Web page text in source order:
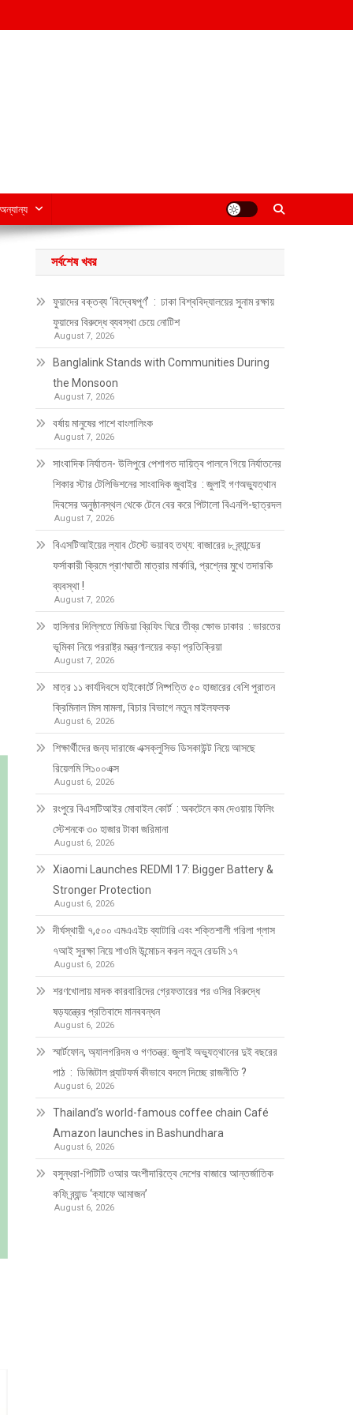
অন্যান্য
সর্বশেষ খবর
ফুয়াদের বক্তব্য ‘বিদ্বেষপূর্ণ’ : ঢাকা বিশ্ববিদ্যালয়ের সুনাম রক্ষায়
ফুয়াদের বিরুদ্ধে ব্যবস্থা চেয়ে নোটিশ
August 7, 2026
Banglalink Stands with Communities During
the Monsoon
August 7, 2026
বর্ষায় মানুষের পাশে বাংলালিংক
August 7, 2026
সাংবাদিক নির্যাতন- উলিপুরে পেশাগত দায়িত্ব পালনে গিয়ে নির্যাতনের
শিকার স্টার টেলিভিশনের সাংবাদিক জুবাইর : জুলাই গণঅভ্যুত্থান
দিবসের অনুষ্ঠানস্থল থেকে টেনে বের করে পিটালো বিএনপি-ছাত্রদল
August 7, 2026
বিএসটিআইয়ের ল্যাব টেস্টে ভয়াবহ তথ্য: বাজারের ৮ ব্র্যান্ডের
ফর্সাকারী ক্রিমে প্রাণঘাতী মাত্রার মার্কারি, প্রশ্নের মুখে তদারকি
ব্যবস্থা !
August 7, 2026
হাসিনার দিল্লিতে মিডিয়া ব্রিফিং ঘিরে তীব্র ক্ষোভ ঢাকার : ভারতের
ভূমিকা নিয়ে পররাষ্ট্র মন্ত্রণালয়ের কড়া প্রতিক্রিয়া
August 7, 2026
মাত্র ১১ কার্যদিবসে হাইকোর্টে নিষ্পত্তি ৫০ হাজারের বেশি পুরাতন
ক্রিমিনাল মিস মামলা, বিচার বিভাগে নতুন মাইলফলক
August 6, 2026
শিক্ষার্থীদের জন্য দারাজে এক্সক্লুসিভ ডিসকাউন্ট নিয়ে আসছে
রিয়েলমি সি১০০এক্স
August 6, 2026
রংপুরে বিএসটিআইর মোবাইল কোর্ট : অকটেনে কম দেওয়ায় ফিলিং
স্টেশনকে ৩০ হাজার টাকা জরিমানা
August 6, 2026
Xiaomi Launches REDMI 17: Bigger Battery &
Stronger Protection
August 6, 2026
দীর্ঘস্থায়ী ৭,৫০০ এমএএইচ ব্যাটারি এবং শক্তিশালী গরিলা গ্লাস
৭আই সুরক্ষা নিয়ে শাওমি উন্মোচন করল নতুন রেডমি ১৭
August 6, 2026
শরণখোলায় মাদক কারবারিদের গ্রেফতারের পর ওসির বিরুদ্ধে
ষড়যন্ত্রের প্রতিবাদে মানববন্ধন
August 6, 2026
স্মার্টফোন, অ্যালগরিদম ও গণতন্ত্র: জুলাই অভ্যুত্থানের দুই বছরের
পাঠ : ডিজিটাল প্ল্যাটফর্ম কীভাবে বদলে দিচ্ছে রাজনীতি ?
August 6, 2026
Thailand’s world-famous coffee chain Café
Amazon launches in Bashundhara
August 6, 2026
বসুন্ধরা-পিটিটি ওআর অংশীদারিত্বে দেশের বাজারে আন্তর্জাতিক
কফি ব্র্যান্ড ‘ক্যাফে আমাজন’
August 6, 2026